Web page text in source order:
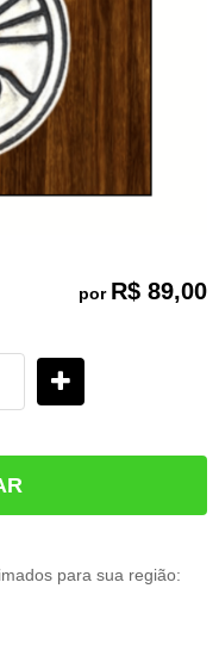
por R$ 89,00
para sua região: